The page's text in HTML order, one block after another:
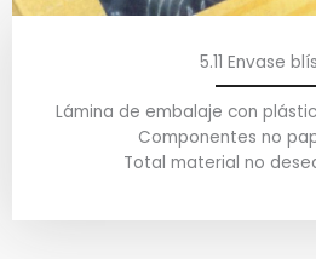
5.11 Envase
Lámina de embalaje con
Componentes no
Total material no